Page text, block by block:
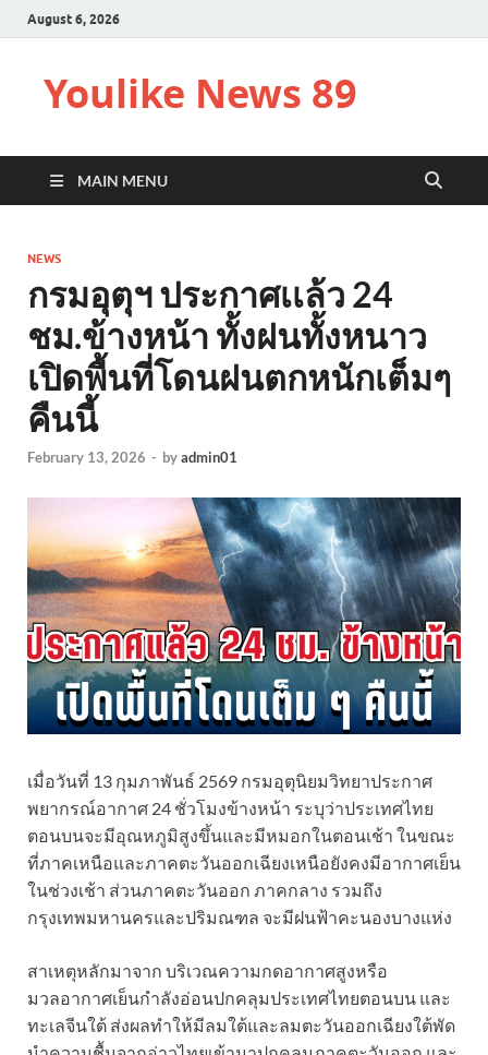
August 6, 2026
Youlike News 89
MAIN MENU
NEWS
กรมอุตุฯ ประกาศเเล้ว 24
ชม.ข้างหน้า ทั้งฝนทั้งหนาว
เปิดพื้นที่โดนฝนตกหนักเต็มๆ
คืนนี้
February 13, 2026 - byadmin01
เมื่อวันที่ 13 กุมภาพันธ์ 2569 กรมอุตุนิยมวิทยาประกาศ
พยากรณ์อากาศ 24 ชั่วโมงข้างหน้า ระบุว่าประเทศไทย
ตอนบนจะมีอุณหภูมิสูงขึ้นและมีหมอกในตอนเช้า ในขณะ
ที่ภาคเหนือและภาคตะวันออกเฉียงเหนือยังคงมีอากาศเย็น
ในช่วงเช้า ส่วนภาคตะวันออก ภาคกลาง รวมถึง
กรุงเทพมหานครและปริมณฑล จะมีฝนฟ้าคะนองบางแห่ง
สาเหตุหลักมาจาก บริเวณความกดอากาศสูงหรือ
มวลอากาศเย็นกำลังอ่อนปกคลุมประเทศไทยตอนบน และ
ทะเลจีนใต้ ส่งผลทำให้มีลมใต้และลมตะวันออกเฉียงใต้พัด